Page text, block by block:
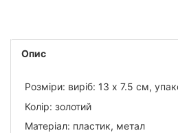
Опис
Розміри: виріб: 13 х 7.5 см,
Колір: золотий
Матеріал: пластик, метал